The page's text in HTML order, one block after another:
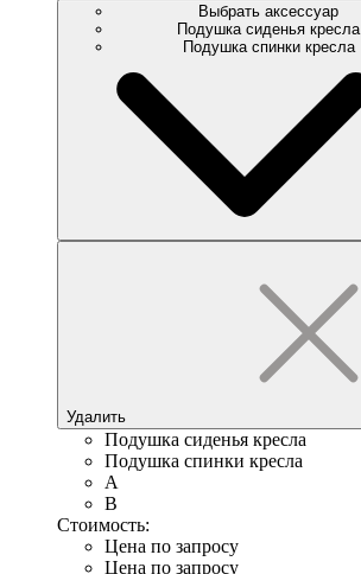
Выбрать аксессуар
Подушка сиденья кресла
Подушка спинки кресла
Удалить
Подушка сиденья кресла
Подушка спинки кресла
A
B
Стоимость:
Цена по запросу
Цена по запросу